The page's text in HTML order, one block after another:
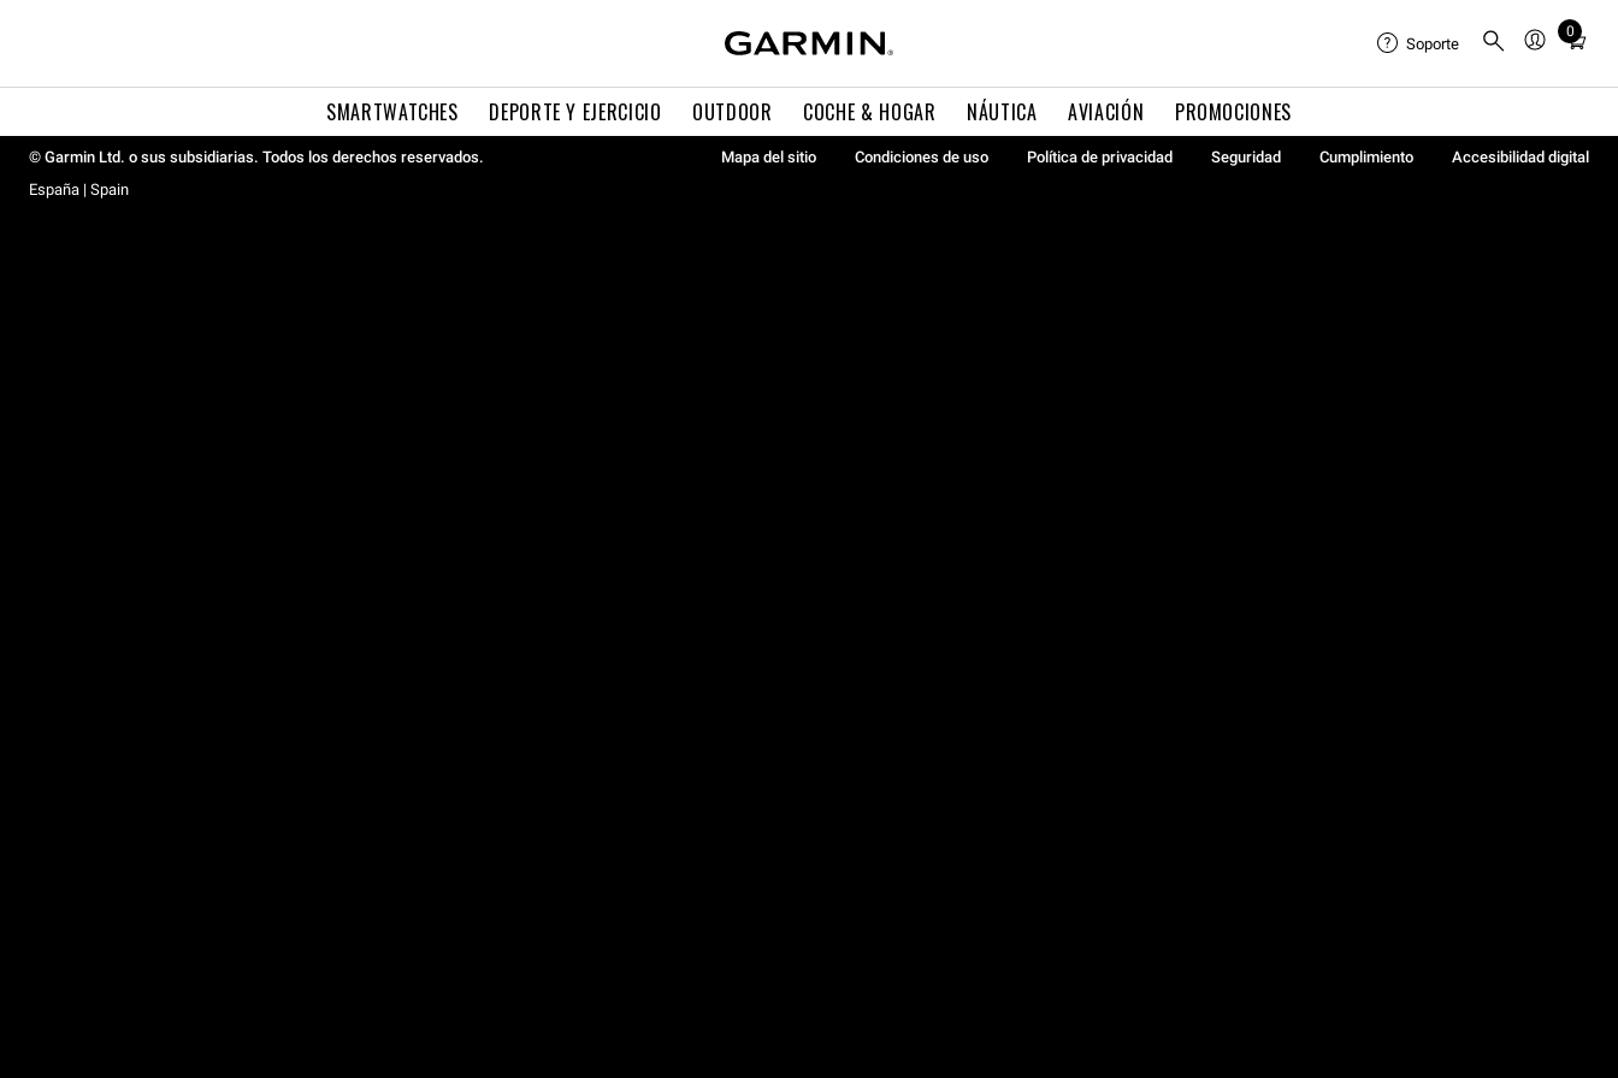
SMARTWATCHES DEPORTE Y EJERCICIO OUTDOOR COCHE & HOGAR NÁUTICA AVIACIÓN PROMOCIONES
Soporte
0
Total
in
0
© Garmin Ltd. o sus subsidiarias. Todos los derechos reservados. Mapa del sitio Condiciones de uso Política de privacidad Seguridad Cumplimiento
Accesibilidad digital
España | Spain